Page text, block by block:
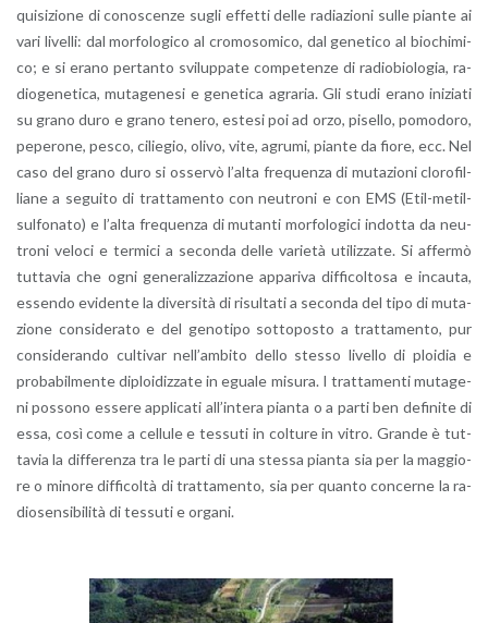
qui­si­zio­ne di co­no­scen­ze sugli ef­fet­ti delle ra­dia­zio­ni sulle pian­te ai
vari li­vel­li: dal mor­fo­lo­gi­co al cro­mo­so­mi­co, dal ge­ne­ti­co al bio­chi­mi­
co; e si erano per­tan­to svi­lup­pa­te com­pe­ten­ze di ra­dio­bio­lo­gia, ra­
dio­ge­ne­ti­ca, mu­ta­ge­ne­si e ge­ne­ti­ca agra­ria. Gli studi erano ini­zia­ti
su grano duro e grano te­ne­ro, este­si poi ad orzo, pi­sel­lo, po­mo­do­ro,
pe­pe­ro­ne, pesco, ci­lie­gio, olivo, vite, agru­mi, pian­te da fiore, ecc. Nel
caso del grano duro si os­ser­vò l’al­ta fre­quen­za di mu­ta­zio­ni clo­ro­fil­
lia­ne a se­gui­to di trat­ta­men­to con neu­tro­ni e con EMS (Etil-me­til-
sul­fo­na­to) e l’al­ta fre­quen­za di mu­tan­ti mor­fo­lo­gi­ci in­dot­ta da neu­
tro­ni ve­lo­ci e ter­mi­ci a se­con­da delle va­rie­tà uti­liz­za­te. Si af­fer­mò
tut­ta­via che ogni ge­ne­ra­liz­za­zio­ne ap­pa­ri­va dif­fi­col­to­sa e in­cau­ta,
es­sen­do evi­den­te la di­ver­si­tà di ri­sul­ta­ti a se­con­da del tipo di mu­ta­
zio­ne con­si­de­ra­to e del ge­no­ti­po sot­to­po­sto a trat­ta­men­to, pur
con­si­de­ran­do cul­ti­var nel­l’am­bi­to dello stes­so li­vel­lo di ploi­dia e
pro­ba­bil­men­te di­ploi­diz­za­te in egua­le mi­su­ra. I trat­ta­men­ti mu­ta­ge­
ni pos­so­no es­se­re ap­pli­ca­ti al­l’in­te­ra pian­ta o a parti ben de­fi­ni­te di
essa, così come a cel­lu­le e tes­su­ti in col­tu­re in vitro. Gran­de è tut­
ta­via la dif­fe­ren­za tra le parti di una stes­sa pian­ta sia per la mag­gio­
re o mi­no­re dif­fi­col­tà di trat­ta­men­to, sia per quan­to con­cer­ne la ra­
dio­sen­si­bi­li­tà di tes­su­ti e or­ga­ni.